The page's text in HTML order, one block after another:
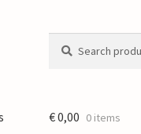
for:
€0,00 0 items